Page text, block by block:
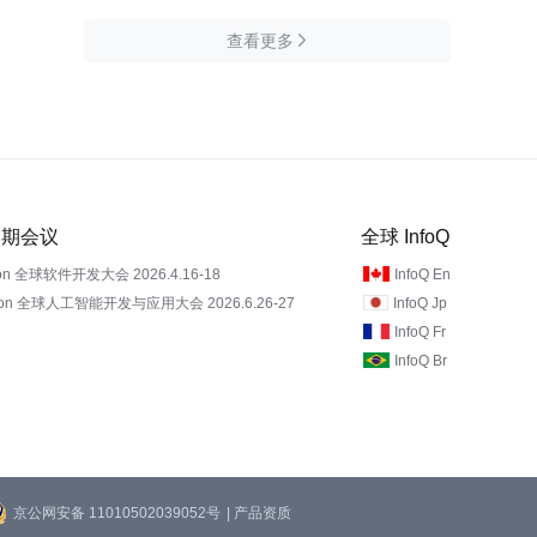
查看更多 
会议
全球软件开发大会 2026.4.16-18
全球人工智能开发与应用大会 2026.6.26-27
全球 InfoQ
InfoQ En
InfoQ Jp
InfoQ Fr
InfoQ Br
京公网安备 11010502039052号 | 产品资质